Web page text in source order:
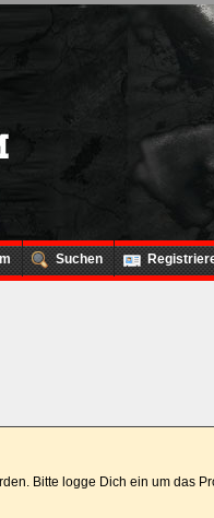
Suchen
Bitte logge Dich ein um das